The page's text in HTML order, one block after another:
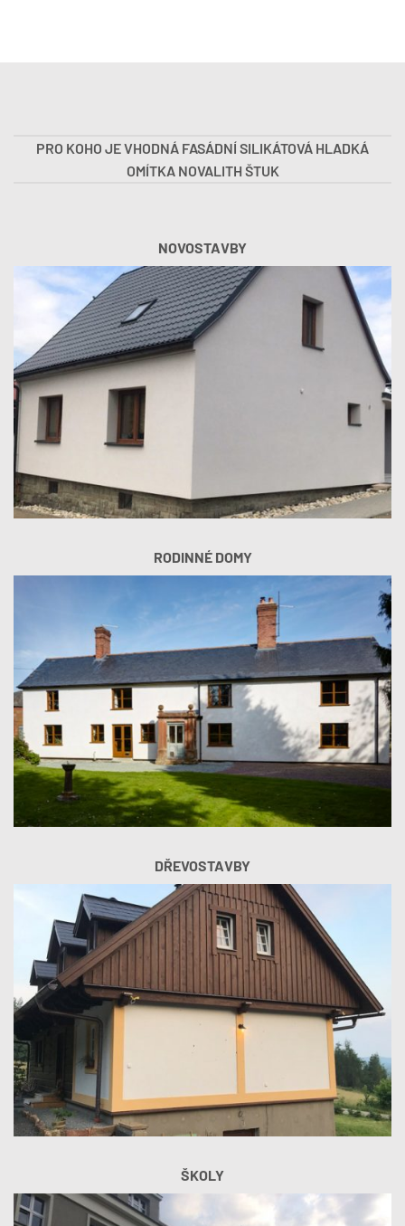
PRO KOHO JE VHODNÁ FASÁDNÍ SILIKÁTOVÁ HLADKÁ
OMÍTKA NOVALITH ŠTUK
NOVOSTAVBY
RODINNÉ DOMY
DŘEVOSTAVBY
ŠKOLY